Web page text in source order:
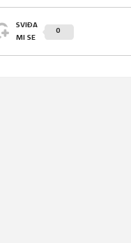
SVIĐA
MI SE
0